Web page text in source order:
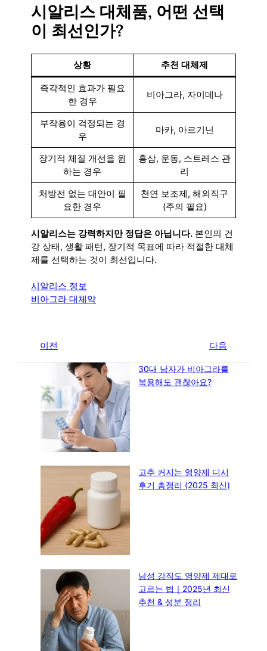
시알리스 대체품, 어떤 선택
이 최선인가?
상황 추천 대체제
즉각적인 효과가 필요
한 경우
비아그라, 자이데나
부작용이 걱정되는 경
우
마카, 아르기닌
장기적 체질 개선을 원
하는 경우
홍삼, 운동, 스트레스 관
리
처방전 없는 대안이 필
요한 경우
천연 보조제, 해외직구
(주의 필요)
시알리스는 강력하지만 정답은 아닙니다. 본인의 건
강 상태, 생활 패턴, 장기적 목표에 따라 적절한 대체
제를 선택하는 것이 최선입니다.
시알리스 정보
비아그라 대체약
이전 다음
30대 남자가 비아그라를
복용해도 괜찮아요?
고추 커지는 영양제 디시
후기 총정리 (2025 최신)
남성 강직도 영양제 제대로
고르는 법｜2025년 최신
추천 & 성분 정리